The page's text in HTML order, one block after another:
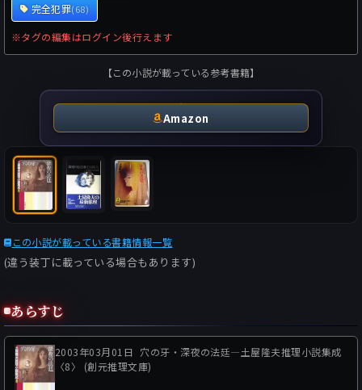
完全犯罪(68)
※タグの編集はログイン後行えます
【この小説が載っている参考書籍】
Amazon
この小説が載っている書籍情報一覧
(違う装丁に載っている場合もあります)
あらすじ
2003年03月01日 穴の牙・深夜の法廷―土屋隆夫推理小説集成
〈8〉 (創元推理文庫)